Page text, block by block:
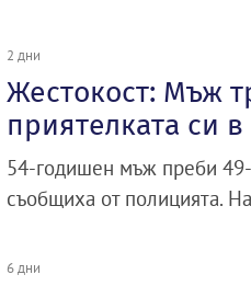
2 дни
Жестокост: Мъж
приятелката си
54-годишен мъж преби
съобщиха от полицията.
6 дни